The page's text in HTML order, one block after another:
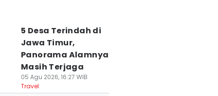
5 Desa Terindah di
Jawa Timur,
Panorama Alamnya
Masih Terjaga
05 Agu 2026, 16:27 WIB
Travel